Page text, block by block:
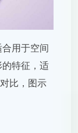
用于空间
特征，适
比，图示